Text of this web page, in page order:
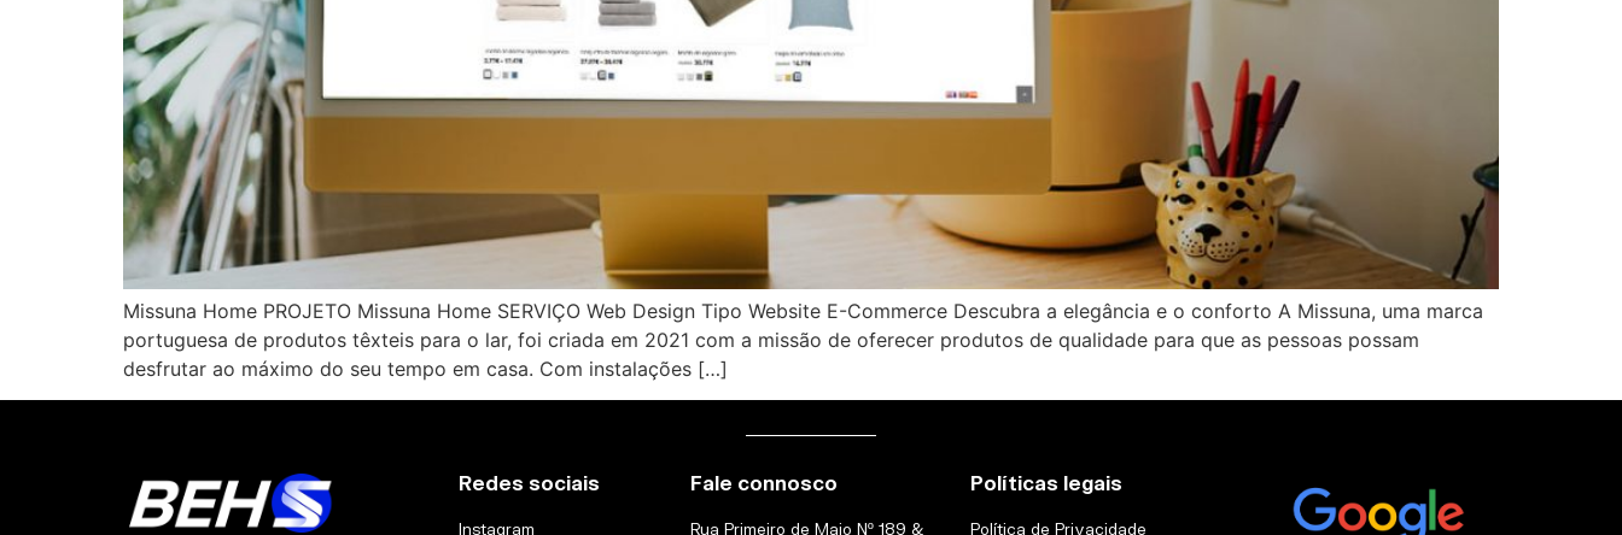
Missuna Home PROJETO Missuna Home SERVIÇO Web Design Tipo Website E-Commerce Descubra a elegância e o conforto A Missuna, uma marca
portuguesa de produtos têxteis para o lar, foi criada em 2021 com a missão de oferecer produtos de qualidade para que as pessoas possam
desfrutar ao máximo do seu tempo em casa. Com instalações […]
Redes sociais
Instagram
Fale connosco
Rua Primeiro de Maio Nº 189 &
Políticas legais
Política de Privacidade